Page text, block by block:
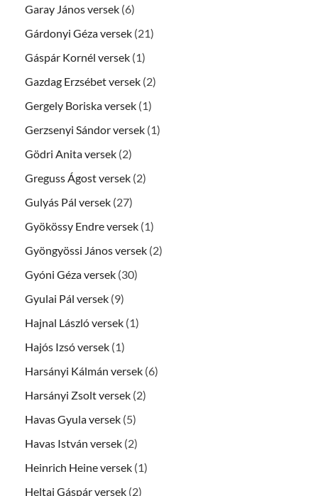
Garay János versek (6)
Gárdonyi Géza versek (21)
Gáspár Kornél versek (1)
Gazdag Erzsébet versek (2)
Gergely Boriska versek (1)
Gerzsenyi Sándor versek (1)
Gödri Anita versek (2)
Greguss Ágost versek (2)
Gulyás Pál versek (27)
Gyökössy Endre versek (1)
Gyöngyössi János versek (2)
Gyóni Géza versek (30)
Gyulai Pál versek (9)
Hajnal László versek (1)
Hajós Izsó versek (1)
Harsányi Kálmán versek (6)
Harsányi Zsolt versek (2)
Havas Gyula versek (5)
Havas István versek (2)
Heinrich Heine versek (1)
Heltai Gáspár versek (2)